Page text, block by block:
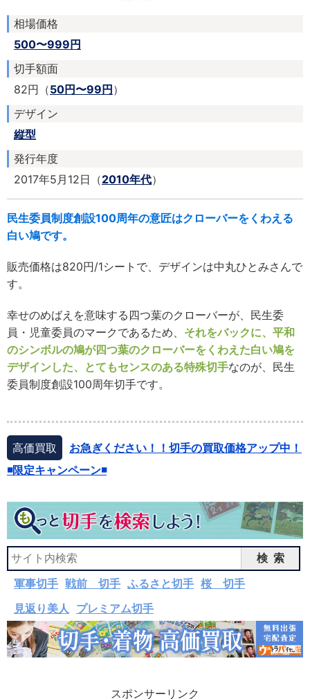
相場価格
500〜999円
切手額面
82円（50円〜99円 ）
デザイン
縦型
発行年度
2017年5月12日（2010年代）
民生委員制度創設100周年の意匠はクローバーをくわえる
白い鳩です。
販売価格は820円/1シートで、デザインは中丸ひとみさんで
す。
幸せのめばえを意味する四つ葉のクローバーが、民生委
員・児童委員のマークであるため、 それをバックに、平和
のシンボルの鳩が四つ葉のクローバーをくわえた白い鳩を
デザインした、とてもセンスのある特殊切手なのが、民生
委員制度創設100周年切手です。
高価買取
お急ぎください！！切手の買取価格アップ中！
◾️限定キャンペーン◾️
検索
軍事切手 戦前 切手 ふるさと切手 桜 切手
見返り美人 プレミアム切手
スポンサーリンク